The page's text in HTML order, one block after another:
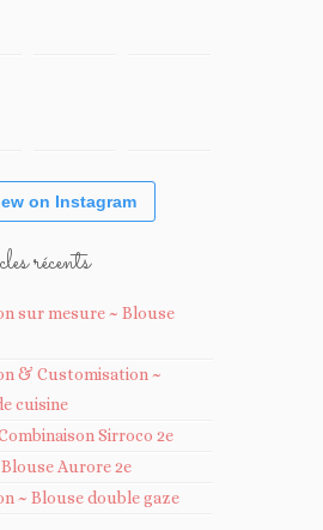
on Instagram
récents
sur mesure ~ Blouse
& Customisation ~
cuisine
Sirroco 2e
Aurore 2e
~ Blouse double gaze